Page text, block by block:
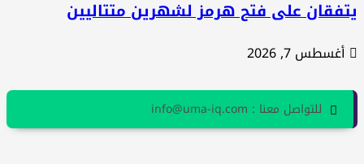
على فتح هرمز لشهرين متتاليين
أغسطس 7, 2026
للتواصل معنا : info@uma-iq.com